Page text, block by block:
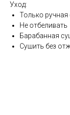
Уход:
Только ручная
Не отбеливать
Барабанная
Сушить без